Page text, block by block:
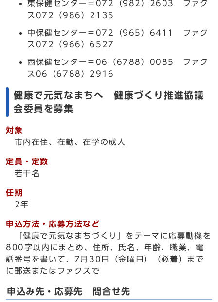
東保健センター＝072（982）2603 ファク
ス072（986）2135
中保健センター＝072（965）6411 ファク
ス072（966）6527
西保健センター＝06（6788）0085 ファク
ス06（6788）2916
健康で元気なまちへ 健康づくり推進協議
会委員を募集
対象
市内在住、在勤、在学の成人
定員・定数
若干名
任期
2年
申込方法・応募方法など
「健康で元気なまちづくり」をテーマに応募動機を
800字以内にまとめ、住所、氏名、年齢、職業、電
話番号を書いて、7月30日（金曜日）（必着）まで
に郵送またはファクスで
申込み先・応募先 問合せ先